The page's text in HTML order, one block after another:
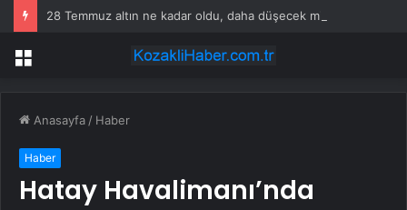
Menü
Anasayfa / Haber
Haber
Hatay Havalimanı’nda